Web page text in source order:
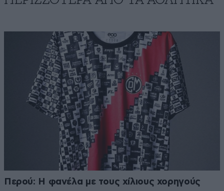
Περού: Η φανέλα με τους χίλιους χορηγούς